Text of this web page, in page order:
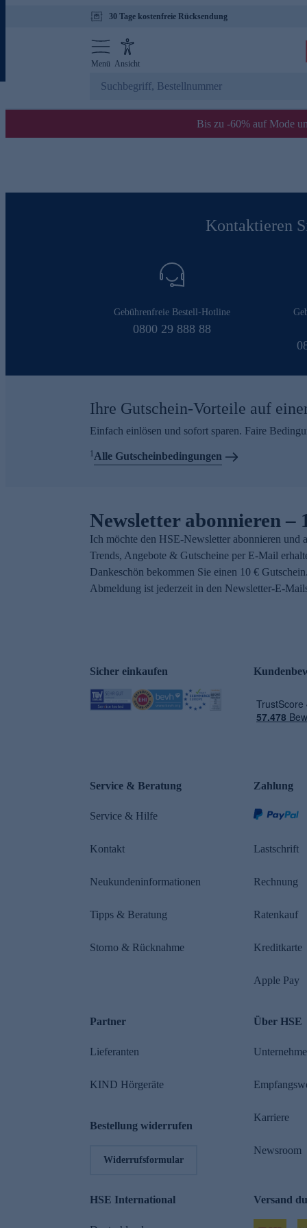
30 Tage kostenfreie Rücksendung
Menü Ansicht
Bis zu -60% auf Mode
Kontaktieren
Gebührenfreie Bestell-Hotline
0800 29 888 88
Ihre Gutschein-Vorteile auf
Einfach einlösen und sofort sparen. Faire
1Alle Gutscheinbedingungen
Newsletter abonnieren –
Ich möchte den HSE-Newsletter abonnieren und
Trends, Angebote & Gutscheine per E-Mail
Dankeschön bekommen Sie einen 10 €
Abmeldung ist jederzeit in den Newsletter-E-
Sicher einkaufen
Service & Beratung
Service & Hilfe
Kontakt
Neukundeninformationen
Tipps & Beratung
Storno & Rücknahme
Zahlung
Lastschrift
Rechnung
Ratenkauf
Kreditkarte
Apple Pay
Partner
Lieferanten
KIND Hörgeräte
Bestellung widerrufen
Widerrufsformular
Über HSE
Karriere
Newsroom
HSE International Versand